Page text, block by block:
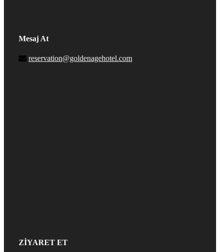
Mesaj At
reservation@goldenagehotel.com
ZİYARET ET